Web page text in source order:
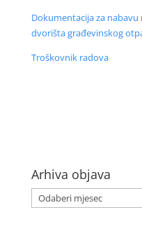
Dokumentacija za
dvorišta građevinskog
Troškovnik radova
Arhiva objava